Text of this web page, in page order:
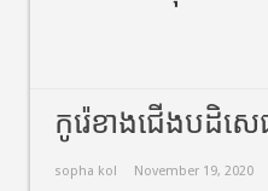
កូរ៉េខាងជើង​បដិ
sopha kol November 19, 2020